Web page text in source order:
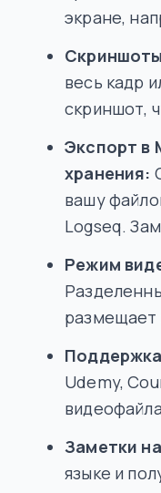
экране,
весь кадр
скриншот,
Экспорт в
хранения:
вашу
Logseq.
Режим
размещает
Udemy,
Заметки
языке и